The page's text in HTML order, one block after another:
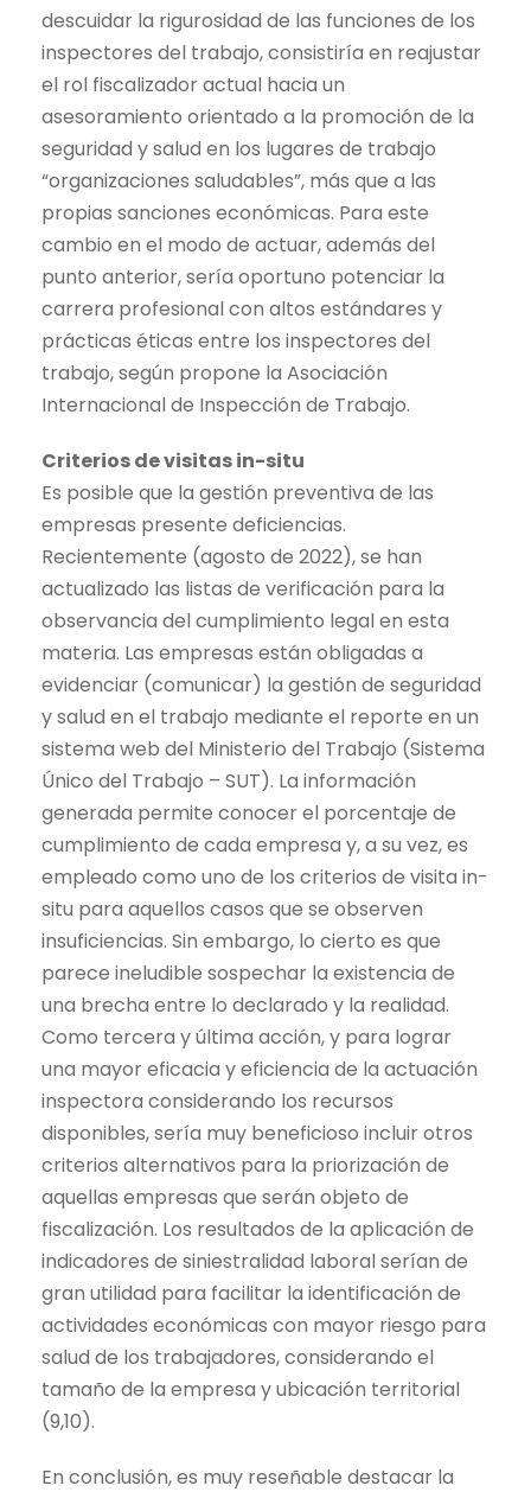
descuidar la rigurosidad de las funciones de los
inspectores del trabajo, consistiría en reajustar
el rol fiscalizador actual hacia un
asesoramiento orientado a la promoción de la
seguridad y salud en los lugares de trabajo
“organizaciones saludables”, más que a las
propias sanciones económicas. Para este
cambio en el modo de actuar, además del
punto anterior, sería oportuno potenciar la
carrera profesional con altos estándares y
prácticas éticas entre los inspectores del
trabajo, según propone la Asociación
Internacional de Inspección de Trabajo.
Criterios de visitas in-situ
Es posible que la gestión preventiva de las
empresas presente deficiencias.
Recientemente (agosto de 2022), se han
actualizado las listas de verificación para la
observancia del cumplimiento legal en esta
materia. Las empresas están obligadas a
evidenciar (comunicar) la gestión de seguridad
y salud en el trabajo mediante el reporte en un
sistema web del Ministerio del Trabajo (Sistema
Único del Trabajo – SUT). La información
generada permite conocer el porcentaje de
cumplimiento de cada empresa y, a su vez, es
empleado como uno de los criterios de visita in-
situ para aquellos casos que se observen
insuficiencias. Sin embargo, lo cierto es que
parece ineludible sospechar la existencia de
una brecha entre lo declarado y la realidad.
Como tercera y última acción, y para lograr
una mayor eficacia y eficiencia de la actuación
inspectora considerando los recursos
disponibles, sería muy beneficioso incluir otros
criterios alternativos para la priorización de
aquellas empresas que serán objeto de
fiscalización. Los resultados de la aplicación de
indicadores de siniestralidad laboral serían de
gran utilidad para facilitar la identificación de
actividades económicas con mayor riesgo para
salud de los trabajadores, considerando el
tamaño de la empresa y ubicación territorial
(9,10).
En conclusión, es muy reseñable destacar la